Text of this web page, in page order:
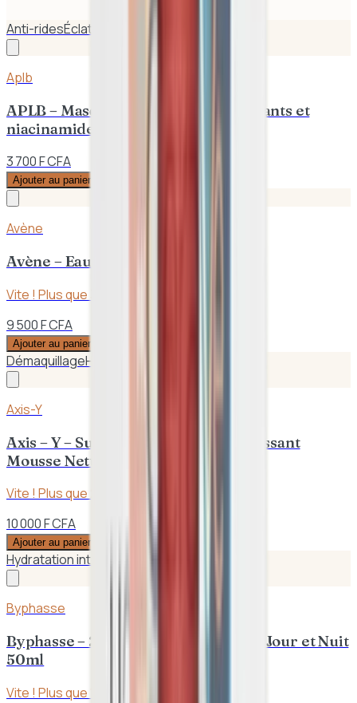
Anti-ridesÉclat
Aplb
APLB – Masque de soin aux antioxydants et
niacinamide 25ml
3 700 F CFA
Ajouter au panier
Avène
Avène – Eau Thermale Spray 150ml
Vite ! Plus que
9 500 F CFA
Ajouter au panier
DémaquillageHydratation
Axis-Y
Axis – Y – Sunday Morning Rafraîchissant
Mousse Nettoyante 120ml
Vite ! Plus que
10 000 F CFA
Ajouter au panier
Hydratation intense
Byphasse
Byphasse – 24H Hydra Infini Crème Jour et Nuit
50ml
Vite ! Plus que